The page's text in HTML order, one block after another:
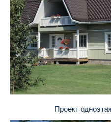
Проект